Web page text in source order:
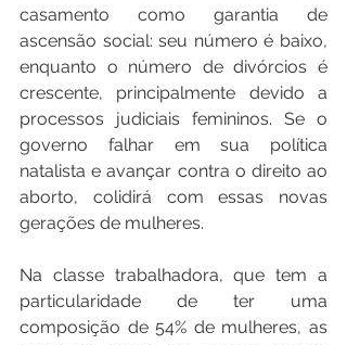
casamento como garantia de
ascensão social: seu número é baixo,
enquanto o número de divórcios é
crescente, principalmente devido a
processos judiciais femininos. Se o
governo falhar em sua política
natalista e avançar contra o direito ao
aborto, colidirá com essas novas
gerações de mulheres.
Na classe trabalhadora, que tem a
particularidade de ter uma
composição de 54% de mulheres, as